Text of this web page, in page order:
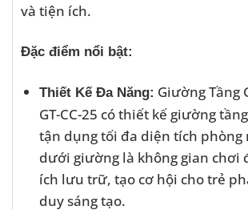
và tiện ích.
Đặc điểm nổi bật:
Thiết Kế Đa Năng: Giường Tầng
GT-CC-25 có thiết kế giường
tận dụng tối đa diện tích phòng
dưới giường là không gian chơi
ích lưu trữ, tạo cơ hội cho trẻ
duy sáng tạo.